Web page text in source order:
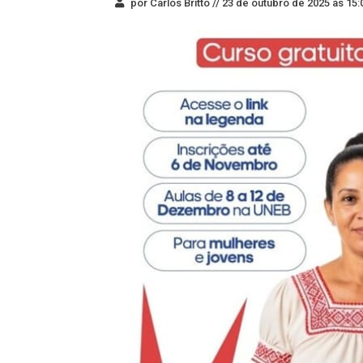
por Carlos Britto // 23 de outubro de 2025 às